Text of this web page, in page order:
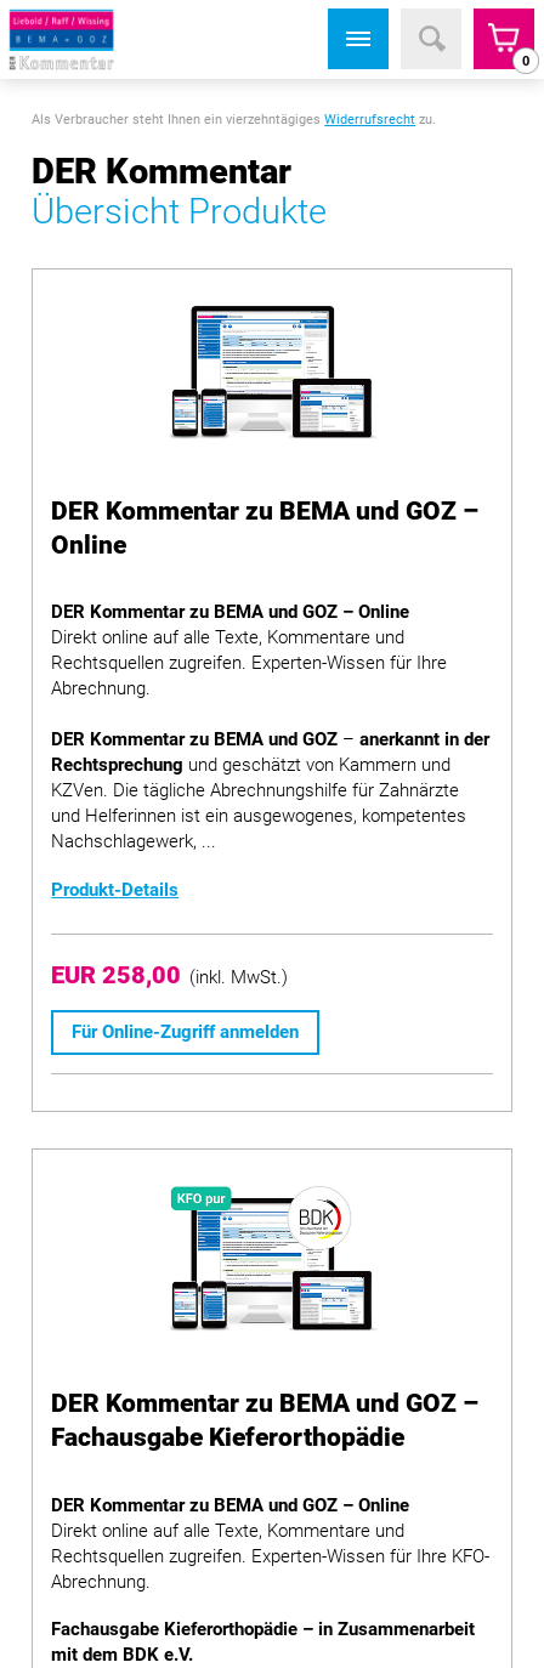
0
Als Verbraucher steht Ihnen ein vierzehntägigesWiderrufsrecht zu.
DER Kommentar
Übersicht Produkte
DER Kommentar zu BEMA und GOZ –
Online
DER Kommentar zu BEMA und GOZ – Online
Direkt online auf alle Texte, Kommentare und
Rechtsquellen zugreifen. Experten-Wissen für Ihre
Abrechnung.
DER Kommentar zu BEMA und GOZ – anerkannt in der
Rechtsprechung und geschätzt von Kammern und
KZVen. Die tägliche Abrechnungshilfe für Zahnärzte
und Helferinnen ist ein ausgewogenes, kompetentes
Nachschlagewerk, ...
Produkt-Details
EUR 258,00 (inkl. MwSt.)
Für Online-Zugriff anmelden
DER Kommentar zu BEMA und GOZ –
Fachausgabe Kieferorthopädie
DER Kommentar zu BEMA und GOZ – Online
Direkt online auf alle Texte, Kommentare und
Rechtsquellen zugreifen. Experten-Wissen für Ihre KFO-
Abrechnung.
Fachausgabe Kieferorthopädie – in Zusammenarbeit
mit dem BDK e.V.